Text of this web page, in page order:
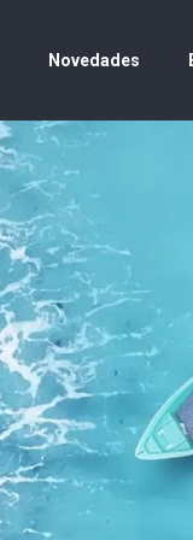
Novedades